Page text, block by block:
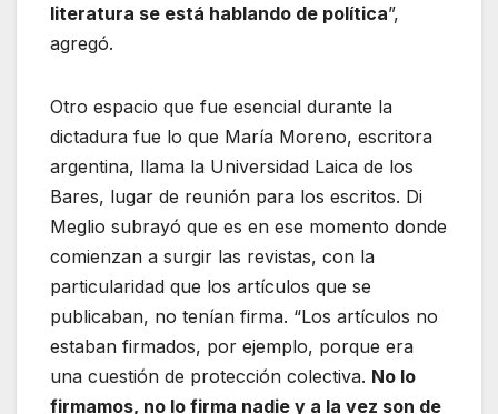
literatura se está hablando de política”,
agregó.
Otro espacio que fue esencial durante la
dictadura fue lo que María Moreno, escritora
argentina, llama la Universidad Laica de los
Bares, lugar de reunión para los escritos. Di
Meglio subrayó que es en ese momento donde
comienzan a surgir las revistas, con la
particularidad que los artículos que se
publicaban, no tenían firma. “Los artículos no
estaban firmados, por ejemplo, porque era
una cuestión de protección colectiva. No lo
firmamos, no lo firma nadie y a la vez son de